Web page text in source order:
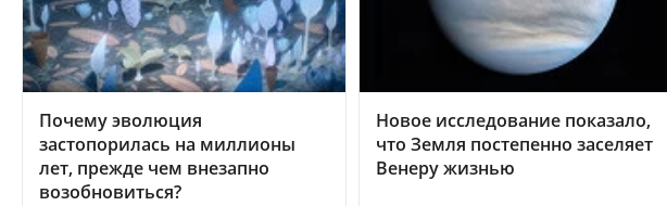
Почему эволюция
застопорилась на миллионы
лет, прежде чем внезапно
возобновиться?
Новое исследование показало,
что Земля постепенно заселяет
Венеру жизнью